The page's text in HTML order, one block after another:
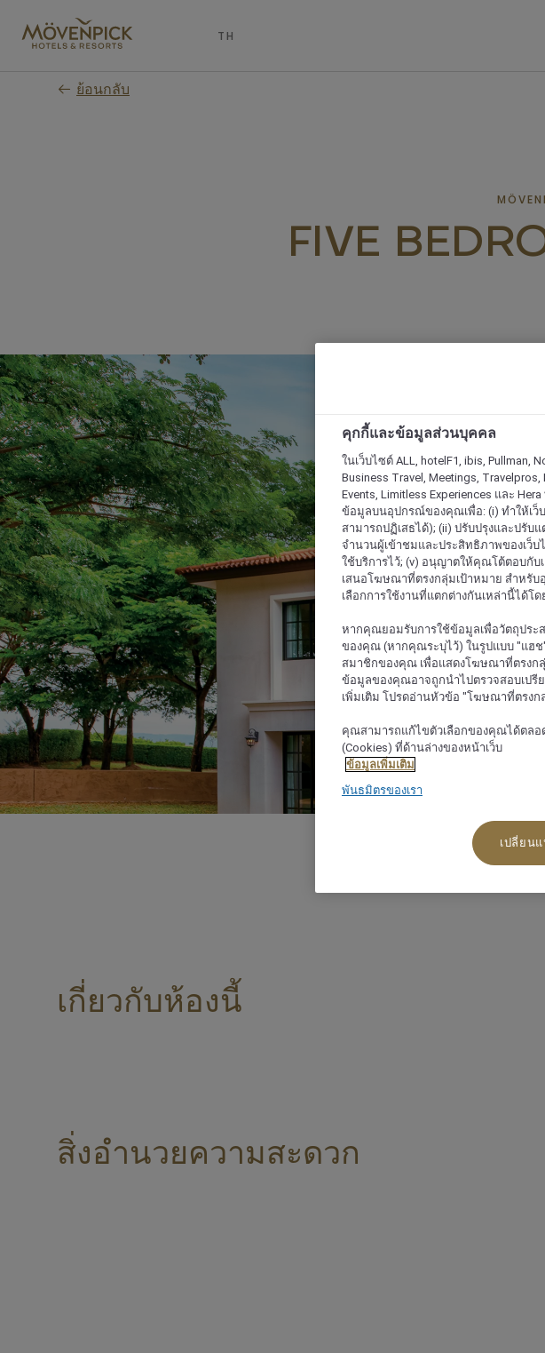
main
TH
ย้อนกลับ
FIVE
227 ตารางเมตร
เกี่ยวกับห้องนี้
สิ่งอำนวยความสะดวก
คุกกี้และข้อมูลส่วนบุคคล
ในเว็บไซต์ ALL, hotelF1, ibis, Pullman,
Business Travel, Meetings,
Events, Limitless Experiences และ Hera
ข้อมูลบนอุปกรณ์ของคุณเพื่อ: (i) ทำให้เ
สามารถปฏิเสธได้); (ii) ปรับปรุงและปรับ
จำนวนผู้เข้าชมและประสิทธิภาพของเว็บ
ใช้บริการไว้; (v) อนุญาตให้คุณโต้ตอบกับ
เสนอโฆษณาที่ตรงกลุ่มเป้าหมาย สำหรั
เลือกการใช้งานที่แตกต่างกันเหล่านี้ได้โ
หากคุณยอมรับการใช้ข้อมูลเพื่อวัตถุประ
ของคุณ (หากคุณระบุไว้) ในรูปแบบ "แฮช
สมาชิกของคุณ เพื่อแสดงโฆษณาที่ตรงก
ข้อมูลของคุณอาจถูกนำไปตรวจสอบเปรี
เพิ่มเติม โปรดอ่านหัวข้อ "โฆษณาที่ตรงก
คุณสามารถแก้ไขตัวเลือกของคุณได้ตลอ
(Cookies) ที่ด้านล่างของหน้าเว็บ
ข้อมูลเพิ่มเติม
พันธมิตรของเรา
เปลี่ยนแ